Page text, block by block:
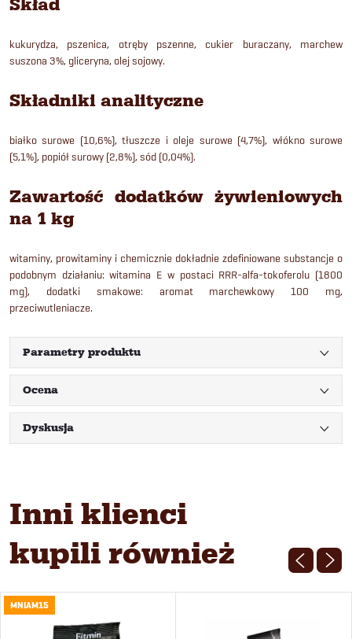
Skład
kukurydza, pszenica, otręby pszenne, cukier buraczany, marchew
suszona 3%, gliceryna, olej sojowy.
Składniki analityczne
białko surowe (10,6%), tłuszcze i oleje surowe (4,7%), włókno surowe
(5,1%), popiół surowy (2,8%), sód (0,04%).
Zawartość dodatków żywieniowych
na 1 kg
witaminy, prowitaminy i chemicznie dokładnie zdefiniowane substancje o
podobnym działaniu: witamina E w postaci RRR-alfa-tokoferolu (1800
mg), dodatki smakowe: aromat marchewkowy 100 mg,
przeciwutleniacze.
Parametry produktu
Ocena
Dyskusja
Inni klienci
kupili również
MNIAM15